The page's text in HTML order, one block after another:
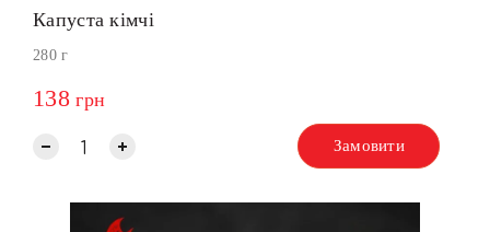
Капуста кімчі
280 г
138 грн
Замовити